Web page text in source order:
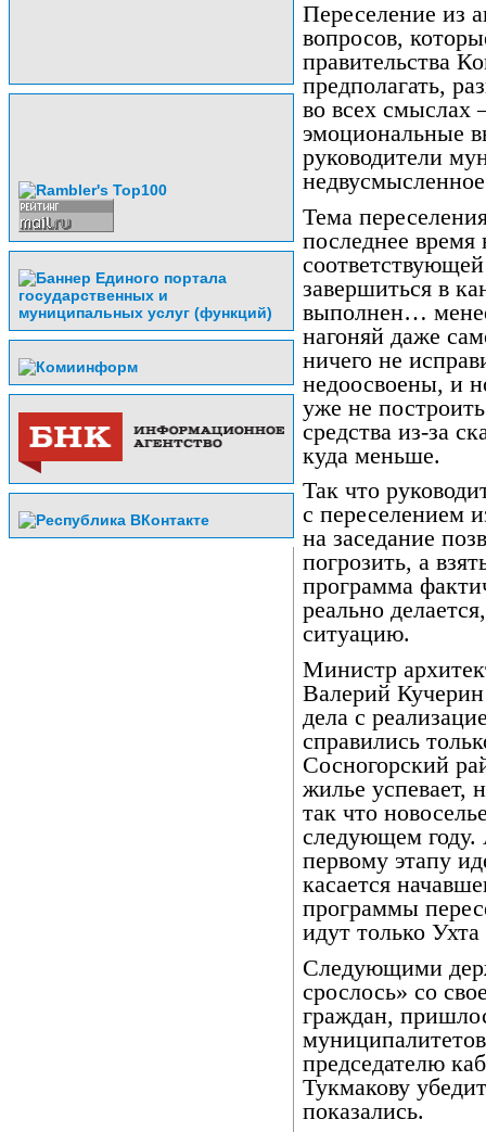
Переселение из
вопросов,
правительства
предполагать,
во всех смыслах
эмоциональные
руководители
Тема
последнее время
завершиться в
выполнен…
нагоняй даже
ничего не
недоосвоены, и
уже не
средства из-за
куда меньше.
Так что
с переселением
на заседание
погрозить, а
программа
реально
ситуацию.
Министр
Валерий
дела с
справились
Сосногорский
жилье успевает,
так что
следующем году.
первому этапу
касается
программы
идут только
Следующими
срослось» со
граждан,
председателю
Тукмакову
показались.